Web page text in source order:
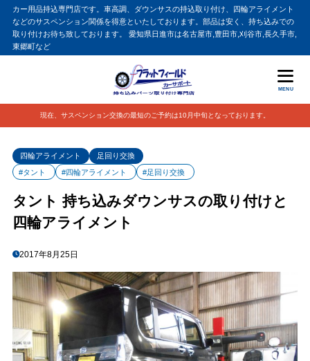
カー用品持込専門店です。車高調、ダウンサスの持込取り付け、四輪アライメント
などのサスペンション関係を得意といたしております。部品は安く、持ち込みでの
取り付けお待ち致しております。 愛知県日進市は名古屋市,豊田市,刈谷市,長久手市,
東郷町など
MENU
現在、サスペンション交換の最短のご予約は10月中旬となっております。
四輪アライメント
足回り交換
#タント
#四輪アライメント #足回り交換
タント 持ち込みダウンサスの取り付けと
四輪アライメント
2017年8月25日